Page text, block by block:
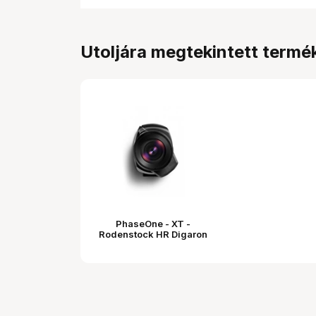
Utoljára megtekintett
PhaseOne - XT -
Rodenstock HR Digaron